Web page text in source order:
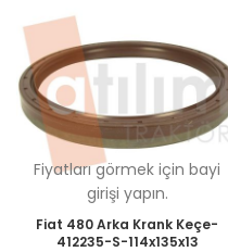
Fiyatları görmek için bayi
girişi yapın.
Fiat 480 Arka Krank Keçe-
412235-S-114x135x13